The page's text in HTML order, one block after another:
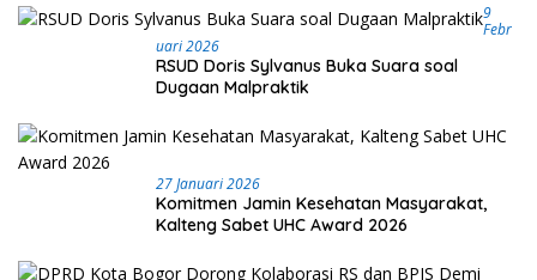
9
Febr
Uari 2026
RSUD Doris Sylvanus Buka Suara soal
Dugaan Malpraktik
27 Januari 2026
Komitmen Jamin Kesehatan Masyarakat,
Kalteng Sabet UHC Award 2026